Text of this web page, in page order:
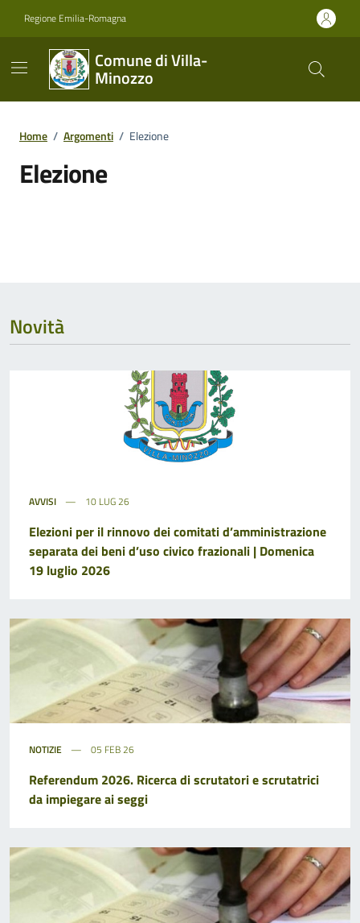
Regione Emilia-Romagna
Comune di Villa-
Minozzo
Home / Argomenti / Elezione
Elezione
Novità
AVVISI 10 LUG 26
Elezioni per il rinnovo dei comitati d’amministrazione
separata dei beni d’uso civico frazionali | Domenica
19 luglio 2026
NOTIZIE 05 FEB 26
Referendum 2026. Ricerca di scrutatori e scrutatrici
da impiegare ai seggi